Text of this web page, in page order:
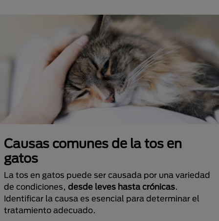
Causas comunes de la tos en
gatos
La tos en gatos puede ser causada por una variedad
de condiciones, desde leves hasta crónicas.
Identificar la causa es esencial para determinar el
tratamiento adecuado.